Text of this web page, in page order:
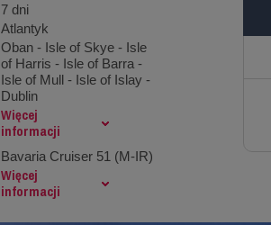
7 dni
Atlantyk
Oban - Isle of Skye - Isle
of Harris - Isle of Barra -
Isle of Mull - Isle of Islay -
Dublin
Więcej
informacji
Bavaria Cruiser 51 (M-IR)
Więcej
informacji